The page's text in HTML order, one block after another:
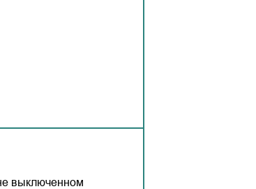
выключенном